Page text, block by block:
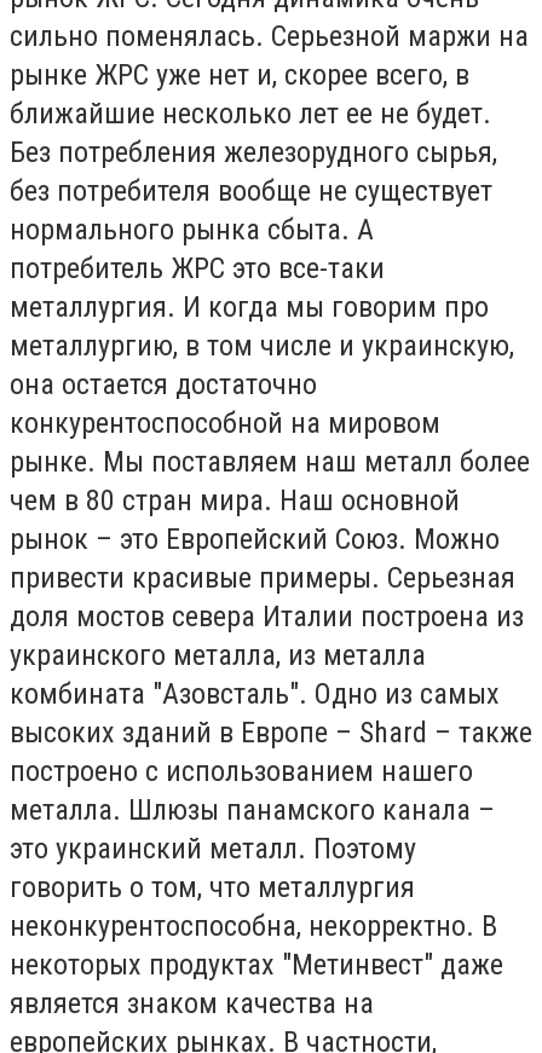
сильно поменялась. Серьезной маржи на
рынке ЖРС уже нет и, скорее всего, в
ближайшие несколько лет ее не будет.
Без потребления железорудного сырья,
без потребителя вообще не существует
нормального рынка сбыта. А
потребитель ЖРС это все-таки
металлургия. И когда мы говорим про
металлургию, в том числе и украинскую,
она остается достаточно
конкурентоспособной на мировом
рынке. Мы поставляем наш металл более
чем в 80 стран мира. Наш основной
рынок – это Европейский Союз. Можно
привести красивые примеры. Серьезная
доля мостов севера Италии построена из
украинского металла, из металла
комбината "Азовсталь". Одно из самых
высоких зданий в Европе – Shard – также
построено с использованием нашего
металла. Шлюзы панамского канала –
это украинский металл. Поэтому
говорить о том, что металлургия
неконкурентоспособна, некорректно. В
некоторых продуктах "Метинвест" даже
является знаком качества на
европейских рынках. В частности,